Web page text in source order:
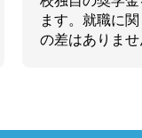
ます。就職に
の差はありませ